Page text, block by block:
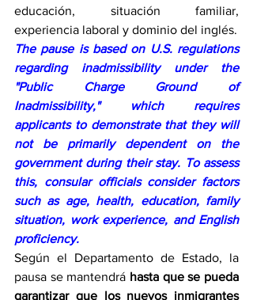
educación, situación familiar,
experiencia laboral y dominio del inglés.
The pause is based on U.S. regulations
regarding inadmissibility under the
"Public Charge Ground of
Inadmissibility," which requires
applicants to demonstrate that they will
not be primarily dependent on the
government during their stay. To assess
this, consular officials consider factors
such as age, health, education, family
situation, work experience, and English
proficiency.
Según el Departamento de Estado, la
pausa se mantendrá hasta que se pueda
garantizar que los nuevos inmigrantes